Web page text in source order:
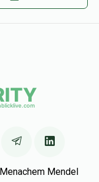
Mendel